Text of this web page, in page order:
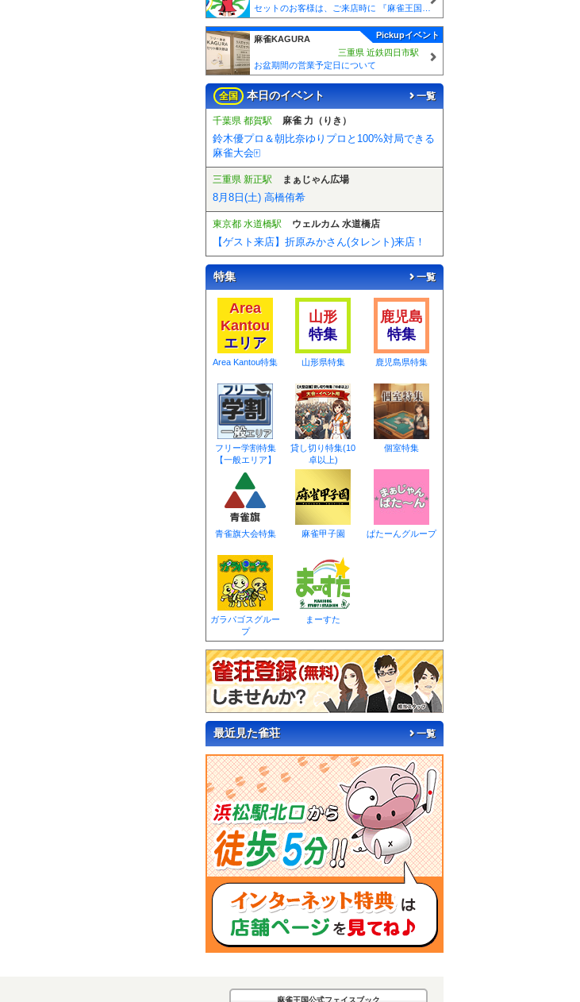
Pickupイベント
麻雀KAGURA
三重県 近鉄四日市駅
お盆期間の営業予定日について
全国 本日のイベント 一覧
千葉県 都賀駅 麻雀 力（りき）
鈴木優プロ＆朝比奈ゆりプロと100%対局できる
麻雀大会🀄️
三重県 新正駅 まぁじゃん広場
8月8日(土) 高橋侑希
東京都 水道橋駅 ウェルカム 水道橋店
【ゲスト来店】折原みかさん(タレント)来店！
特集 一覧
Area
Kantou
エリア
Area Kantou特集
山形
特集
山形県特集
鹿児島
特集
鹿児島県特集
フリー学割特集
【一般エリア】
貸し切り特集(10
卓以上)
個室特集
青雀旗大会特集 麻雀甲子園 ぱたーんグループ
ガラパゴスグルー
プ
まーすた
最近見た雀荘 一覧
麻雀王国公式フェイスブック